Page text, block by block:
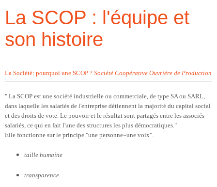
La SCOP : l'équipe et
son histoire
La Société: pourquoi une SCOP ? Société Coopérative Ouvrière de Production
" La SCOP est une société industrielle ou commerciale, de type SA ou SARL,
dans laquelle les salariés de l'entreprise détiennent la majorité du capital social
et des droits de vote. Le pouvoir et le résultat sont partagés entre les associés
salariés, ce qui en fait l'une des structures les plus démocratiques."
Elle fonctionne sur le principe "une personne=une voix".
taille humaine
transparence